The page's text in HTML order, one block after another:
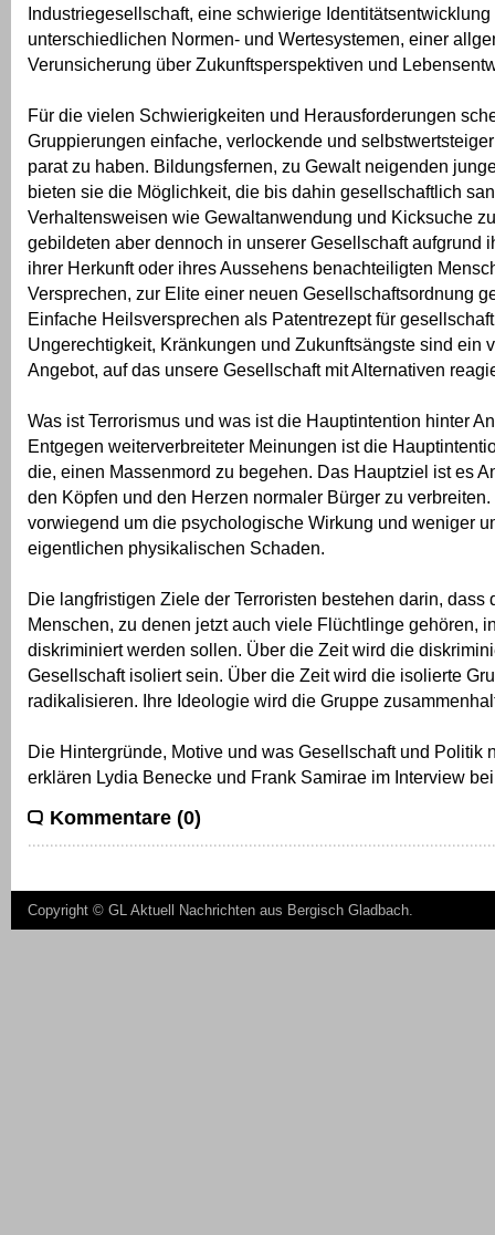
Industriegesellschaft, eine schwierige
unterschiedlichen Normen- und Wertesystemen, einer
Verunsicherung über Zukunftsperspektiven und
Für die vielen Schwierigkeiten und Herausforderungen
Gruppierungen einfache, verlockende und
parat zu haben. Bildungsfernen, zu Gewalt neigenden
bieten sie die Möglichkeit, die bis dahin gesellschaftlich
Verhaltensweisen wie Gewaltanwendung und Kicksuche
gebildeten aber dennoch in unserer Gesellschaft aufgrund
ihrer Herkunft oder ihres Aussehens benachteiligten
Versprechen, zur Elite einer neuen Gesellschaftsordnung
Einfache Heilsversprechen als Patentrezept für
Ungerechtigkeit, Kränkungen und Zukunftsängste sind ein
Angebot, auf das unsere Gesellschaft mit Alternativen
Was ist Terrorismus und was ist die Hauptintention hinter
Entgegen weiterverbreiteter Meinungen ist die
die, einen Massenmord zu begehen. Das Hauptziel ist es
den Köpfen und den Herzen normaler Bürger zu
vorwiegend um die psychologische Wirkung und weniger
eigentlichen physikalischen Schaden.
Die langfristigen Ziele der Terroristen bestehen darin, dass
Menschen, zu denen jetzt auch viele Flüchtlinge gehören,
diskriminiert werden sollen. Über die Zeit wird die
Gesellschaft isoliert sein. Über die Zeit wird die isolierte
radikalisieren. Ihre Ideologie wird die Gruppe
Die Hintergründe, Motive und was Gesellschaft und Politik
erklären Lydia Benecke und Frank Samirae im Interview
Kommentare (0)
Copyright © GL Aktuell Nachrichten aus Bergisch Gladbach.